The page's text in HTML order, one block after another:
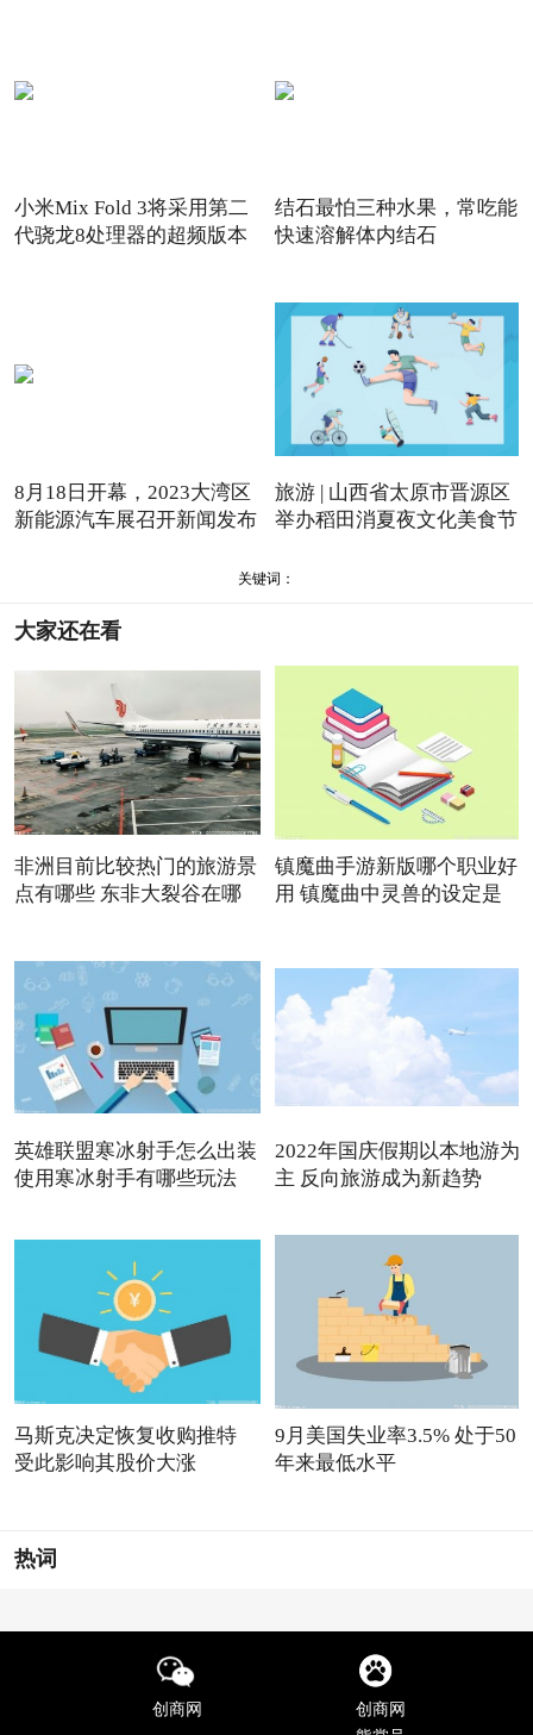
小米Mix Fold 3将采用第二
代骁龙8处理器的超频版本
结石最怕三种水果，常吃能
快速溶解体内结石
8月18日开幕，2023大湾区
新能源汽车展召开新闻发布
旅游 | 山西省太原市晋源区
举办稻田消夏夜文化美食节
关键词：
大家还在看
非洲目前比较热门的旅游景
点有哪些 东非大裂谷在哪
镇魔曲手游新版哪个职业好
用 镇魔曲中灵兽的设定是
英雄联盟寒冰射手怎么出装
使用寒冰射手有哪些玩法
2022年国庆假期以本地游为
主 反向旅游成为新趋势
马斯克决定恢复收购推特
受此影响其股价大涨
9月美国失业率3.5% 处于50
年来最低水平
热词
创商网
创商网